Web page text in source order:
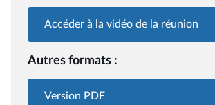
Accéder à la vidéo de la réunion
Autres formats :
Version PDF